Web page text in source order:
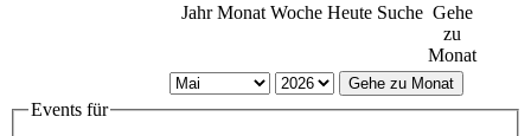
Jahr Monat Woche Heute Suche Gehe
zu
Monat
Gehe zu Monat
Events für